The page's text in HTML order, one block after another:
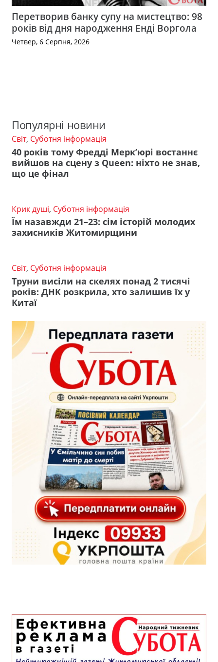
Перетворив банку супу на мистецтво: 98
років від дня народження Енді Воргола
Четвер, 6 Серпня, 2026
Популярні новини
Світ, Суботня інформація
40 років тому Фредді Мерк’юрі востаннє
вийшов на сцену з Queen: ніхто не знав,
що це фінал
Крик душі, Суботня інформація
Їм назавжди 21–23: сім історій молодих
захисників Житомирщини
Світ, Суботня інформація
Труни висіли на скелях понад 2 тисячі
років: ДНК розкрила, хто залишив їх у
Китаї